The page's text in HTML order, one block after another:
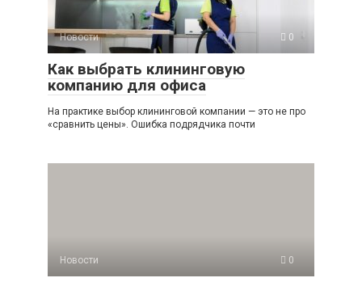
Новости 0
Как выбрать клининговую
компанию для офиса
На практике выбор клининговой компании — это не про
«сравнить цены». Ошибка подрядчика почти
Новости 0